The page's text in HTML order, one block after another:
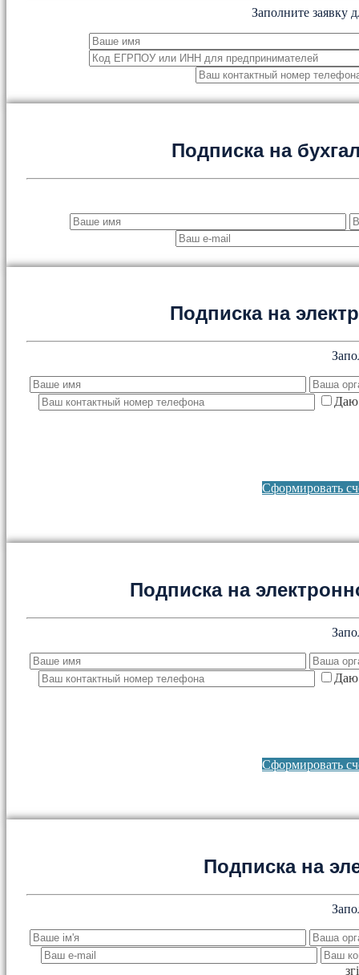
Заполните заявку
Подписка на
Подписка на
Даю
Сформировать
Подписка на
Даю
Сформировать
Подписка на